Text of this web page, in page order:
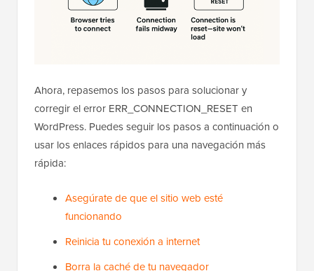
Ahora, repasemos los pasos para solucionar y
corregir el error ERR_CONNECTION_RESET en
WordPress. Puedes seguir los pasos a continuación o
usar los enlaces rápidos para una navegación más
rápida:
Asegúrate de que el sitio web esté
funcionando
Reinicia tu conexión a internet
Borra la caché de tu navegador